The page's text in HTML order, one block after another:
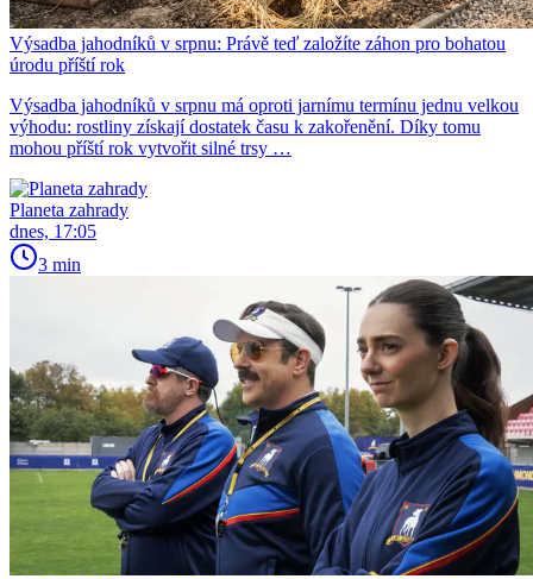
Výsadba jahodníků v srpnu: Právě teď založíte záhon pro bohatou
úrodu příští rok
Výsadba jahodníků v srpnu má oproti jarnímu termínu jednu velkou
výhodu: rostliny získají dostatek času k zakořenění. Díky tomu
mohou příští rok vytvořit silné trsy …
Planeta zahrady
dnes, 17:05
3 min